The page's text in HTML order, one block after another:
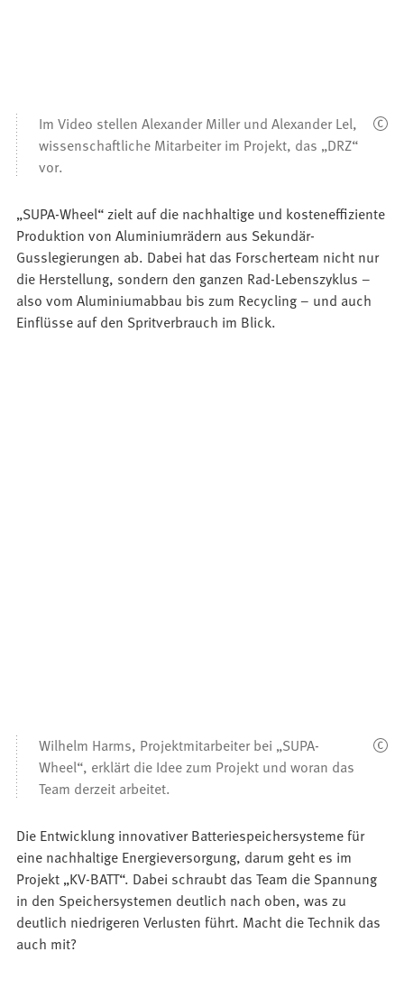
Im Video stellen Alexander Miller und Alexander Lel,
wissenschaftliche Mitarbeiter im Projekt, das „DRZ“
vor.
„SUPA-Wheel“ zielt auf die nachhaltige und kosteneffiziente
Produktion von Aluminiumrädern aus Sekundär-
Gusslegierungen ab. Dabei hat das Forscherteam nicht nur
die Herstellung, sondern den ganzen Rad-Lebenszyklus –
also vom Aluminiumabbau bis zum Recycling – und auch
Einflüsse auf den Spritverbrauch im Blick.
Wilhelm Harms, Projektmitarbeiter bei „SUPA-
Wheel“, erklärt die Idee zum Projekt und woran das
Team derzeit arbeitet.
Die Entwicklung innovativer Batteriespeichersysteme für
eine nachhaltige Energieversorgung, darum geht es im
Projekt „KV-BATT“. Dabei schraubt das Team die Spannung
in den Speichersystemen deutlich nach oben, was zu
deutlich niedrigeren Verlusten führt. Macht die Technik das
auch mit?